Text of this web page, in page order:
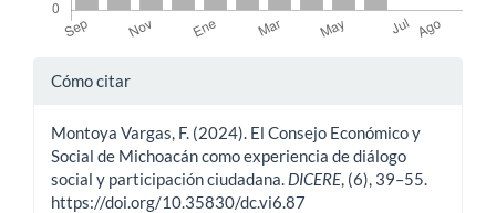
Detalles
artículo
Cómo citar
Montoya Vargas, F. (2024). El Consejo Económico y
Social de Michoacán como experiencia de diálogo
social y participación ciudadana. DICERE, (6), 39–55.
https://doi.org/10.35830/dc.vi6.87